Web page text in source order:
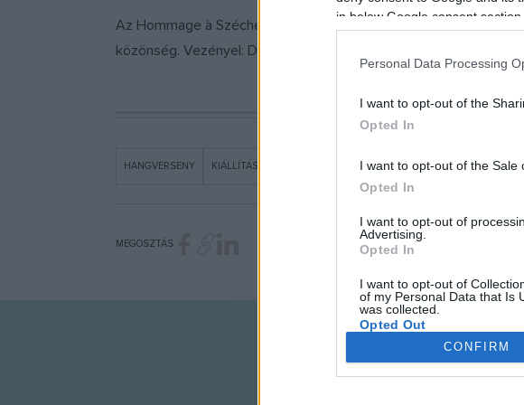
in below Google consent section.
Personal Data Processing
I want to opt-out of the
Opted In
I want to opt-out of the Sale
Opted In
I want to opt-out of
Advertising.
Opted In
I want to opt-out of
of my Personal Data that Is
was collected.
Opted Out
CONFIRM
Az Hommage à Széchényi összművészeti programsorozat
közönség. Vezényel: Dubóczky Gergely, a zenekar alapítója.
HANGVERSENY KIÁLLÍTÁS MAGYAR NEMZETI MÚZEUM PROGRAM
MEGOSZTÁS